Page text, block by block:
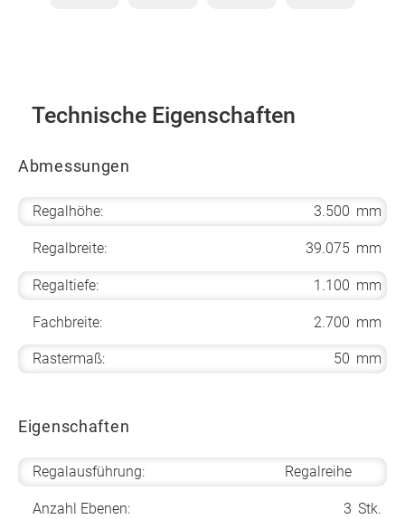
Technische Eigenschaften
Abmessungen
Regalhöhe: 3.500 mm
Regalbreite: 39.075 mm
Regaltiefe: 1.100 mm
Fachbreite: 2.700 mm
Rastermaß: 50 mm
Eigenschaften
Regalausführung: Regalreihe
Anzahl Ebenen: 3 Stk.